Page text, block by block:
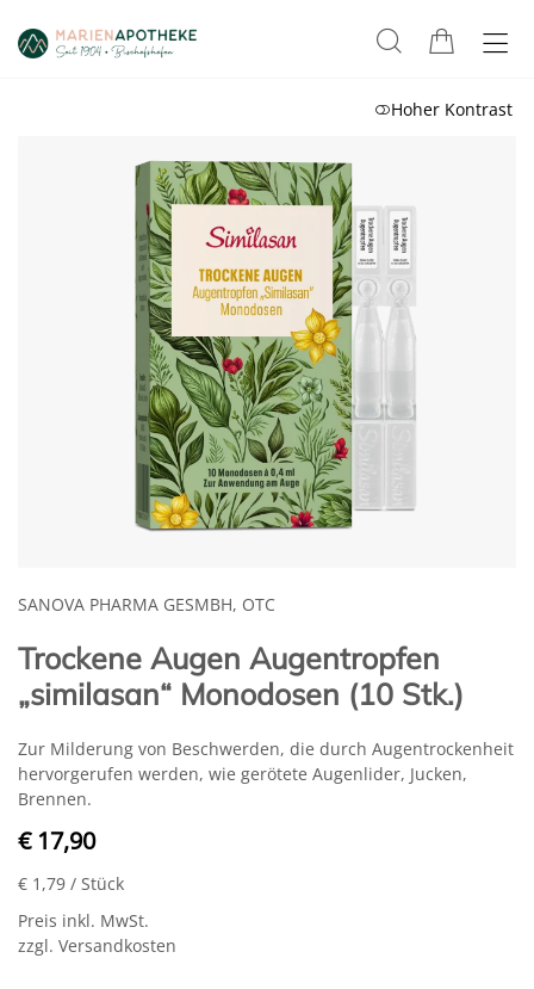
Hoher Kontrast
SANOVA PHARMA GESMBH, OTC
Trockene Augen Augentropfen
„similasan“ Monodosen (10 Stk.)
Zur Milderung von Beschwerden, die durch Augentrockenheit
hervorgerufen werden, wie gerötete Augenlider, Jucken,
Brennen.
€ 17,90
€ 1,79 / Stück
Preis inkl. MwSt.
zzgl. Versandkosten